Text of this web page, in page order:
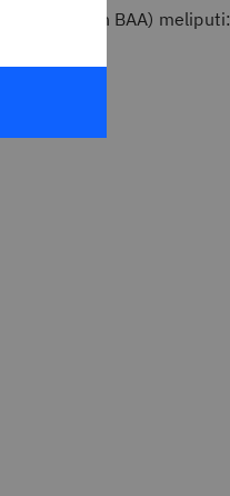
(diperlukan BAA) meliputi: